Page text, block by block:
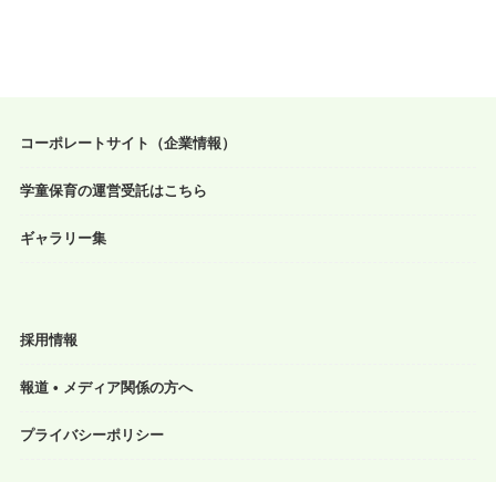
コーポレートサイト（企業情報）
学童保育の運営受託はこちら
ギャラリー集
採用情報
報道 • メディア関係の方へ
プライバシーポリシー